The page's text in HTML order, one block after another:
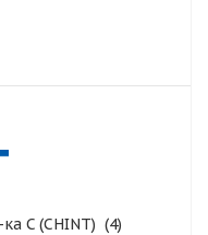
C (CHINT) (4)